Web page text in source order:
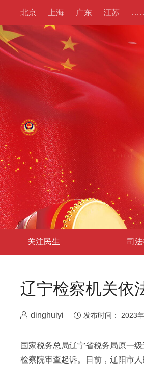
北京 上海 广东 江苏
关注民生 司
辽宁检察机关依
dinghuiyi 发布时间： 2023
国家税务总局辽宁省税务局原一
检察院审查起诉。日前，辽阳市